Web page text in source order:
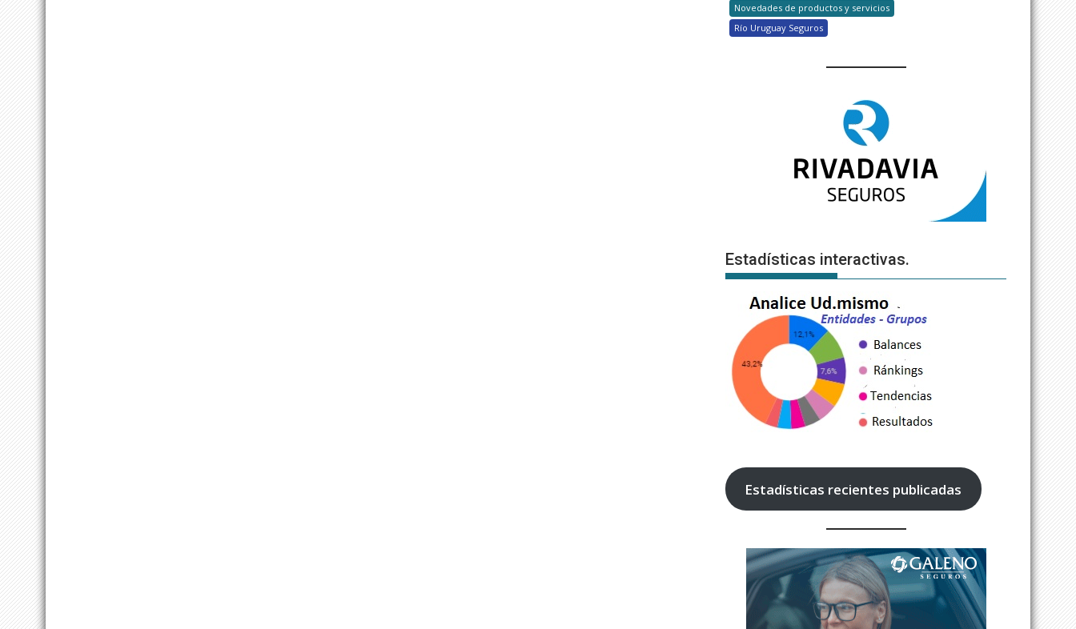
Novedades de productos y servicios
Río Uruguay Seguros
Estadísticas interactivas.
Estadísticas recientes publicadas